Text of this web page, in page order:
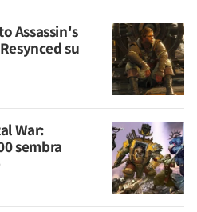
Assassin's
su
War:
sembra